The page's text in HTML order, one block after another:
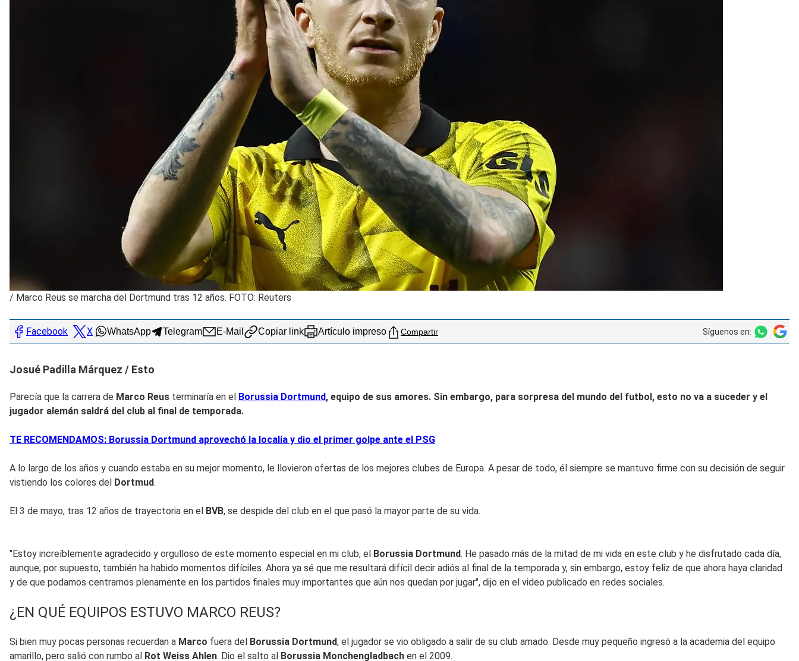
/ Marco Reus se marcha del Dortmund tras 12 años. FOTO: Reuters
Facebook X WhatsApp Telegram E-Mail Copiar link Artículo impreso Compartir Síguenos en:
Josué Padilla Márquez / Esto
Parecía que la carrera de Marco Reus terminaría en el Borussia Dortmund, equipo de sus amores. Sin embargo, para sorpresa del mundo del futbol, esto no va a suceder y el
jugador alemán saldrá del club al final de temporada.
TE RECOMENDAMOS: Borussia Dortmund aprovechó la localía y dio el primer golpe ante el PSG
A lo largo de los años y cuando estaba en su mejor momento, le llovieron ofertas de los mejores clubes de Europa. A pesar de todo, él siempre se mantuvo firme con su decisión de seguir
vistiendo los colores del Dortmud.
El 3 de mayo, tras 12 años de trayectoria en el BVB, se despide del club en el que pasó la mayor parte de su vida.
"Estoy increíblemente agradecido y orgulloso de este momento especial en mi club, el Borussia Dortmund. He pasado más de la mitad de mi vida en este club y he disfrutado cada día,
aunque, por supuesto, también ha habido momentos difíciles. Ahora ya sé que me resultará difícil decir adiós al final de la temporada y, sin embargo, estoy feliz de que ahora haya claridad
y de que podamos centrarnos plenamente en los partidos finales muy importantes que aún nos quedan por jugar", dijo en el video publicado en redes sociales.
¿EN QUÉ EQUIPOS ESTUVO MARCO REUS?
Si bien muy pocas personas recuerdan a Marco fuera del Borussia Dortmund, el jugador se vio obligado a salir de su club amado. Desde muy pequeño ingresó a la academia del equipo
amarillo, pero salió con rumbo al Rot Weiss Ahlen. Dio el salto al Borussia Monchengladbach en el 2009.